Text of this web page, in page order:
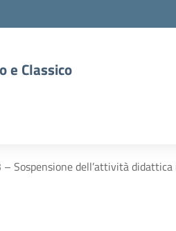
e Classico
– Sospensione dell’attività